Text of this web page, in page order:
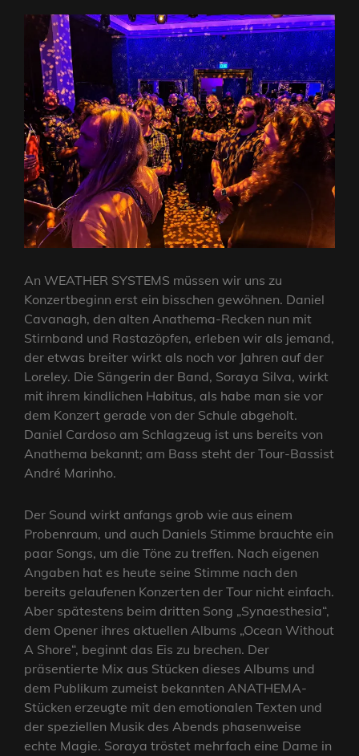
An WEATHER SYSTEMS müssen wir uns zu
Konzertbeginn erst ein bisschen gewöhnen. Daniel
Cavanagh, den alten Anathema-Recken nun mit
Stirnband und Rastazöpfen, erleben wir als jemand,
der etwas breiter wirkt als noch vor Jahren auf der
Loreley. Die Sängerin der Band, Soraya Silva, wirkt
mit ihrem kindlichen Habitus, als habe man sie vor
dem Konzert gerade von der Schule abgeholt.
Daniel Cardoso am Schlagzeug ist uns bereits von
Anathema bekannt; am Bass steht der Tour-Bassist
André Marinho.
Der Sound wirkt anfangs grob wie aus einem
Probenraum, und auch Daniels Stimme brauchte ein
paar Songs, um die Töne zu treffen. Nach eigenen
Angaben hat es heute seine Stimme nach den
bereits gelaufenen Konzerten der Tour nicht einfach.
Aber spätestens beim dritten Song „Synaesthesia“,
dem Opener ihres aktuellen Albums „Ocean Without
A Shore“, beginnt das Eis zu brechen. Der
präsentierte Mix aus Stücken dieses Albums und
dem Publikum zumeist bekannten ANATHEMA-
Stücken erzeugte mit den emotionalen Texten und
der speziellen Musik des Abends phasenweise
echte Magie. Soraya tröstet mehrfach eine Dame in